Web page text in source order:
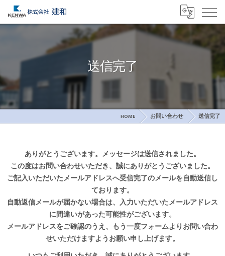
送信完了
HOME お問い合わせ 送信完了
ありがとうございます。メッセージは送信されました。
この度はお問い合わせいただき、誠にありがとうございました。
ご記入いただいたメールアドレスへ受信完了のメールを自動送信し
ております。
自動返信メールが届かない場合は、入力いただいたメールアドレス
に間違いがあった可能性がございます。
メールアドレスをご確認のうえ、もう一度フォームよりお問い合わ
せいただけますようお願い申し上げます。